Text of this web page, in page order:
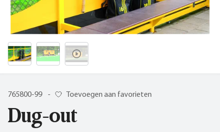
765800-99 - Toevoegen aan favorieten
Dug-out